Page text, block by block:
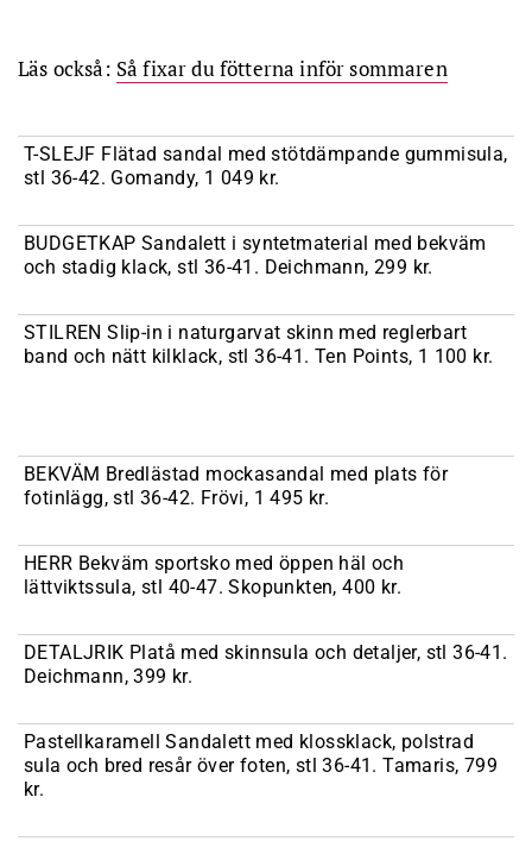
Läs också: Så fixar du fötterna inför sommaren
T-SLEJF Flätad sandal med stötdämpande gummisula,
stl 36-42. Gomandy, 1 049 kr.
BUDGETKAP Sandalett i syntetmaterial med bekväm
och stadig klack, stl 36-41. Deichmann, 299 kr.
STILREN Slip-in i naturgarvat skinn med reglerbart
band och nätt kilklack, stl 36-41. Ten Points, 1 100 kr.
BEKVÄM Bredlästad mockasandal med plats för
fotinlägg, stl 36-42. Frövi, 1 495 kr.
HERR Bekväm sportsko med öppen häl och
lättviktssula, stl 40-47. Skopunkten, 400 kr.
DETALJRIK Platå med skinnsula och detaljer, stl 36-41.
Deichmann, 399 kr.
Pastellkaramell Sandalett med klossklack, polstrad
sula och bred resår över foten, stl 36-41. Tamaris, 799
kr.